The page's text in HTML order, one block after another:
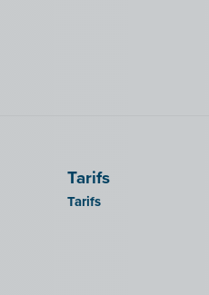
Tarifs
Tarifs